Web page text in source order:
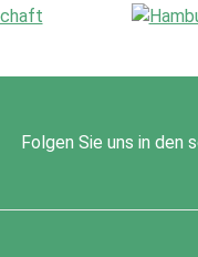
Folgen Sie uns in den